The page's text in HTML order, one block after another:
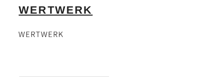
WERTWERK